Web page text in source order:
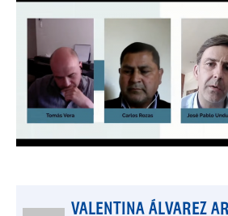
VALENTINA ÁLVAREZ